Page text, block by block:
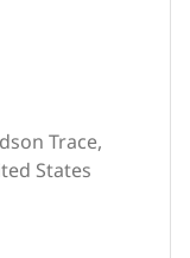
Trace,
States